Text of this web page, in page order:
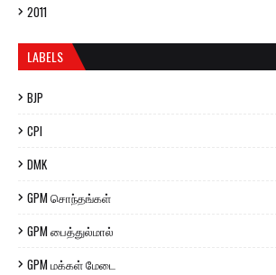
2011
LABELS
BJP
CPI
DMK
GPM சொந்தங்கள்
GPM பைத்துல்மால்
GPM மக்கள் மேடை